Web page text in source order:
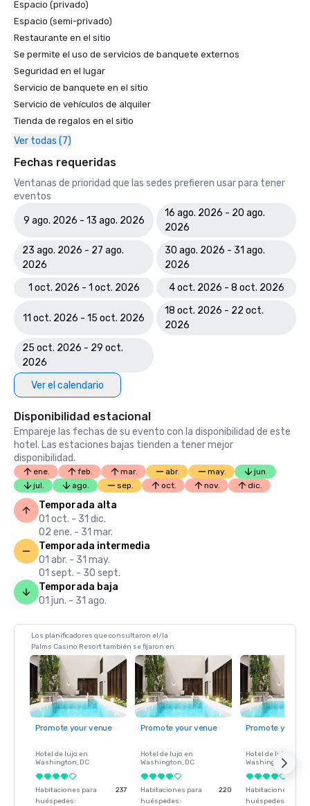
Espacio (privado)
Espacio (semi-privado)
Restaurante en el sitio
Se permite el uso de servicios de banquete externos
Seguridad en el lugar
Servicio de banquete en el sitio
Servicio de vehículos de alquiler
Tienda de regalos en el sitio
Ver todas (7)
Fechas requeridas
Ventanas de prioridad que las sedes prefieren usar para tener
eventos
9 ago. 2026 - 13 ago. 2026
16 ago. 2026 - 20 ago.
2026
23 ago. 2026 - 27 ago.
2026
30 ago. 2026 - 31 ago.
2026
1 oct. 2026 - 1 oct. 2026
4 oct. 2026 - 8 oct. 2026
11 oct. 2026 - 15 oct. 2026
18 oct. 2026 - 22 oct.
2026
25 oct. 2026 - 29 oct.
2026
Ver el calendario
Disponibilidad estacional
Empareje las fechas de su evento con la disponibilidad de este
hotel. Las estaciones bajas tienden a tener mejor
disponibilidad.
ene. feb. mar. abr. may.
jun.
jul.
ago. sep. oct. nov. dic.
Temporada alta
01 oct. - 31 dic.
02 ene. - 31 mar.
Temporada intermedia
01 abr. - 31 may.
01 sept. - 30 sept.
Temporada baja
01 jun. - 31 ago.
Los planificadores que consultaron el/la
Palms Casino Resort también se fijaron en
Promote your venue
Hotel de lujo en
Washington, DC
Habitaciones para
huéspedes:
237
Promote your venue
Hotel de lujo en
Washington, DC
Habitaciones para
huéspedes:
220
Promote your
Hotel de lujo en
Washington
Habitaciones para
huéspedes